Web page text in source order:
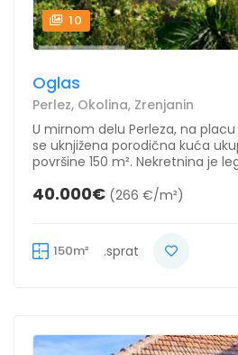
10
Oglas
Perlez, Okolina, Zrenjanin
U mirnom delu Perleza, na placu
se uknjižena porodična kuća
površine 150 m². Nekretnina je
40.000€ (266 €/m²)
150m² .sprat